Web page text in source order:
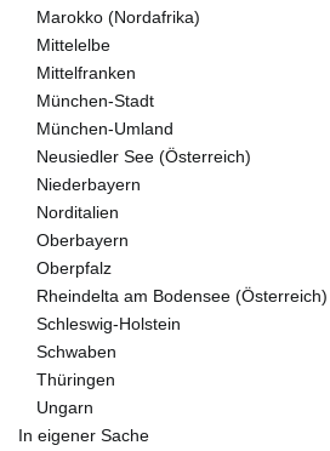
Marokko (Nordafrika)
Mittelelbe
Mittelfranken
München-Stadt
München-Umland
Neusiedler See (Österreich)
Niederbayern
Norditalien
Oberbayern
Oberpfalz
Rheindelta am Bodensee (Österreich)
Schleswig-Holstein
Schwaben
Thüringen
Ungarn
In eigener Sache